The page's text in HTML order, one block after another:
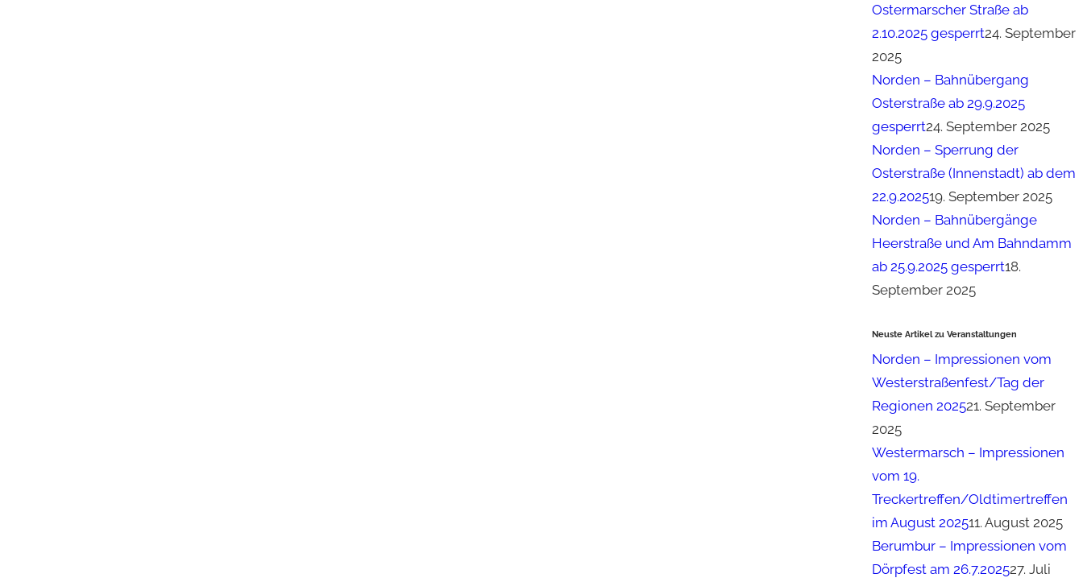
Ostermarscher Straße ab
2.10.2025 gesperrt24. September
2025
Norden – Bahnübergang
Osterstraße ab 29.9.2025
gesperrt24. September 2025
Norden – Sperrung der
Osterstraße (Innenstadt) ab dem
22.9.202519. September 2025
Norden – Bahnübergänge
Heerstraße und Am Bahndamm
ab 25.9.2025 gesperrt18.
September 2025
Neuste Artikel zu Veranstaltungen
Norden – Impressionen vom
Westerstraßenfest/Tag der
Regionen 202521. September
2025
Westermarsch – Impressionen
vom 19.
Treckertreffen/Oldtimertreffen
im August 202511. August 2025
Berumbur – Impressionen vom
Dörpfest am 26.7.202527. Juli